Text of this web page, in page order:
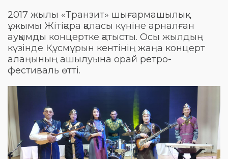
2017 жылы «Транзит» шығармашылық
ұжымы Жітіқара қаласы күніне арналған
ауқымды концертке қатысты. Осы жылдың
күзінде Құсмұрын кентінің жаңа концерт
алаңының ашылуына орай ретро-
фестиваль өтті.